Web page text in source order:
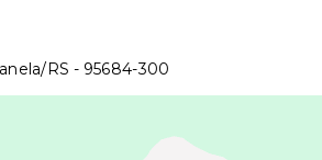
RS - 95684-300